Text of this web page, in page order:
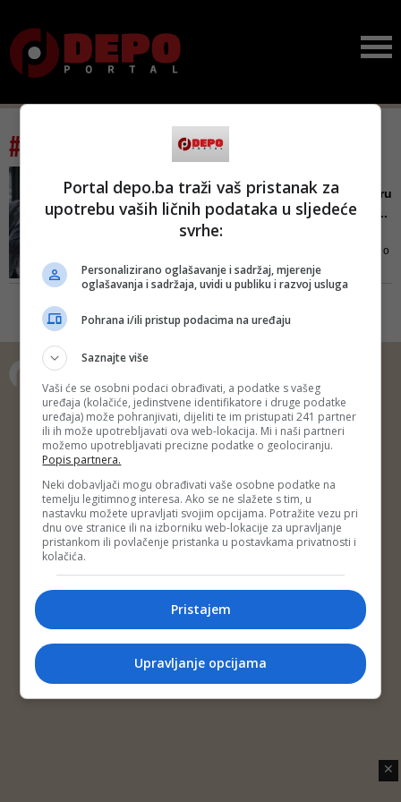
#tag: sabina berberović
Na osnovu čega su u Zetru
pozvani Bakirova sestra ...
Vranić jučer je naveo da se radi o
amoralnom i licemjernom činu
Copyright © 2014 Depo Portal
Impressum
Kontakt Marketing
Privatnost korisnika
O nama
✕
Portal depo.ba traži vaš pristanak za
upotrebu vaših ličnih podataka u sljedeće
svrhe:
Personalizirano oglašavanje i sadržaj, mjerenje
oglašavanja i sadržaja, uvidi u publiku i razvoj usluga
Pohrana i/ili pristup podacima na uređaju
Saznajte više
Vaši će se osobni podaci obrađivati, a podatke s vašeg
uređaja (kolačiće, jedinstvene identifikatore i druge podatke
uređaja) može pohranjivati, dijeliti te im pristupati 241 partner
ili ih može upotrebljavati ova web-lokacija. Mi i naši partneri
možemo upotrebljavati precizne podatke o geolociranju.
Popis partnera.
Neki dobavljači mogu obrađivati vaše osobne podatke na
temelju legitimnog interesa. Ako se ne slažete s tim, u
nastavku možete upravljati svojim opcijama. Potražite vezu pri
dnu ove stranice ili na izborniku web-lokacije za upravljanje
pristankom ili povlačenje pristanka u postavkama privatnosti i
kolačića.
Pristajem
Upravljanje opcijama